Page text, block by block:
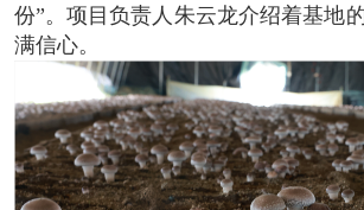
份”。项目负责人朱云龙介绍着基地
满信心。